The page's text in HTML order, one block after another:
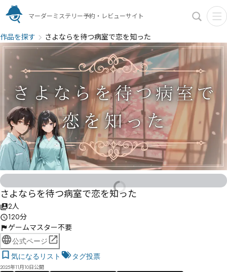
マーダーミステリー予約・レビューサイト
作品を探す さよならを待つ病室で恋を知った
さよならを待つ病室で恋を知った
2人
120分
ゲームマスター不要
公式ページ
気になるリスト
タグ投票
2025年11月10日公開